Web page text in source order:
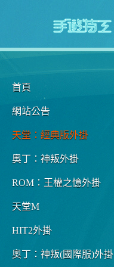
首頁
網站公告
天堂：經典版外掛
奧丁：神叛外掛
ROM：王權之憶外掛
天堂M
HIT2外掛
奧丁：神叛(國際服)外掛